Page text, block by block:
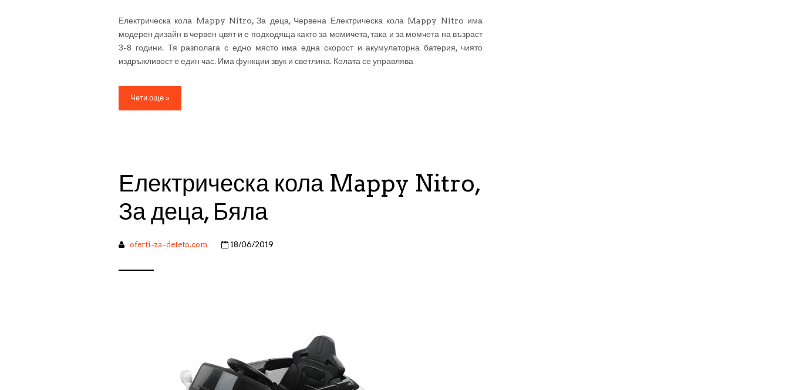
Електрическа кола Mappy Nitro, За деца, Червена Електрическа кола Mappy Nitro има
модерен дизайн в червен цвят и е подходяща както за момичета, така и за момчета на възраст
3-8 години. Тя разполага с едно място има една скорост и акумулаторна батерия, чиято
издръжливост е един час. Има функции звук и светлина. Колата се управлява
Чети още »
Електрическа кола Mappy Nitro,
За деца, Бяла
oferti-za-deteto.com 18/06/2019